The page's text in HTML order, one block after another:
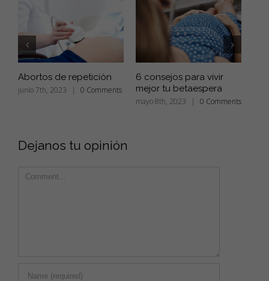
Abortos de repetición
junio 7th, 2023 | 0 Comments
6 consejos para vivir
mejor tu betaespera
mayo 8th, 2023 | 0 Comments
Dejanos tu opinión
Comment